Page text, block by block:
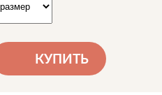
КУПИТЬ